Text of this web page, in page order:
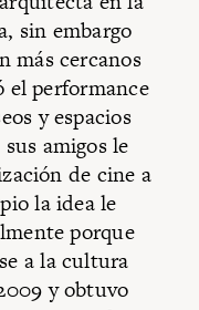
sin embargo
más cercanos
el performance
y espacios
amigos le
de cine a
la idea le
porque
a la cultura
y obtuvo